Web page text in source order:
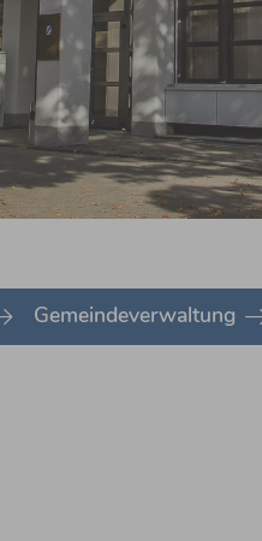
Gemeindeverwaltung